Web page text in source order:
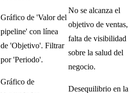
Gráfico de 'Valor del
pipeline' con línea
de 'Objetivo'. Filtrar
por 'Periodo'.
No se alcanza el
objetivo de ventas,
falta de visibilidad
sobre la salud del
negocio.
Gráfico de
Desequilibrio en la